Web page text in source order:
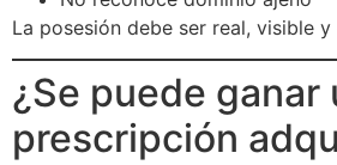
La posesión debe ser real, visible
¿Se puede ganar
prescripción